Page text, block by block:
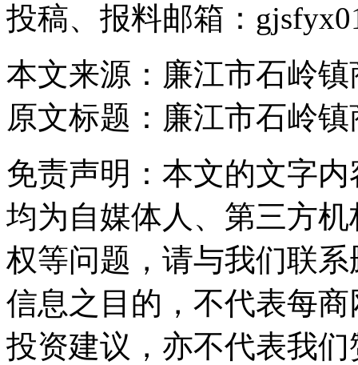
投稿、报料邮箱：
本文来源：廉江市石岭镇
原文标题： 廉江市石岭
免责声明：本文的文字
均为自媒体人、第三方
权等问题，请与我们联
信息之目的，不代表每
投资建议，亦不代表我